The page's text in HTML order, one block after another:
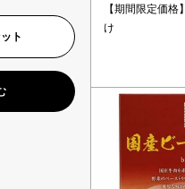
【期間限定価
け